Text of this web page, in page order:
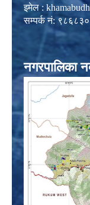
इमेल :
सम्पर्क नं:
नगरपालिका